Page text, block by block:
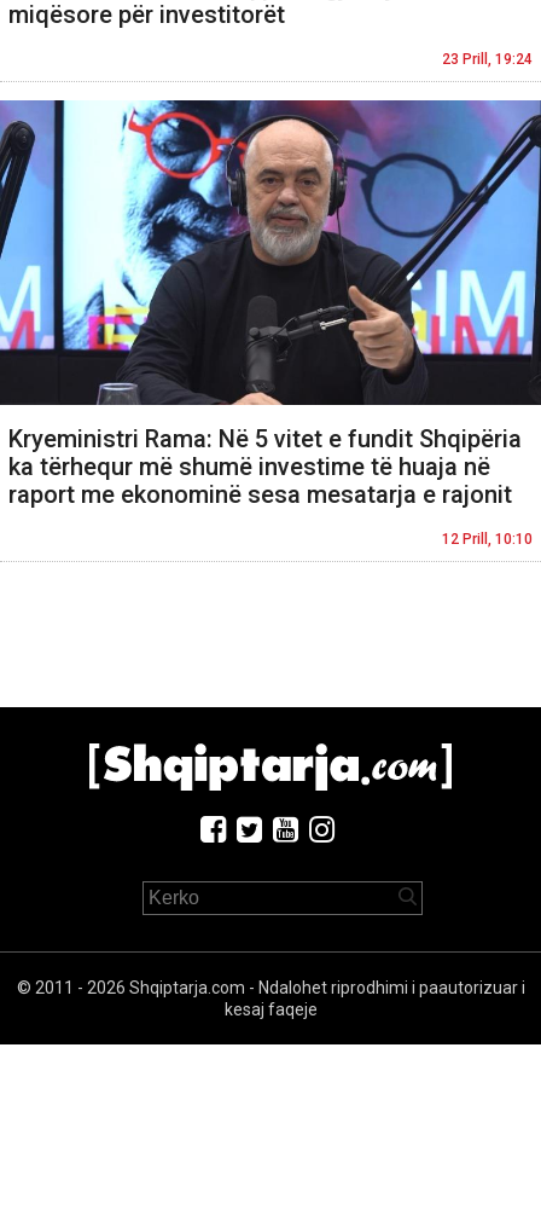
miqësore për investitorët
23 Prill, 19:24
Kryeministri Rama: Në 5 vitet e fundit Shqipëria
ka tërhequr më shumë investime të huaja në
raport me ekonominë sesa mesatarja e rajonit
12 Prill, 10:10
© 2011 - 2026 Shqiptarja.com - Ndalohet riprodhimi i paautorizuar i
kesaj faqeje